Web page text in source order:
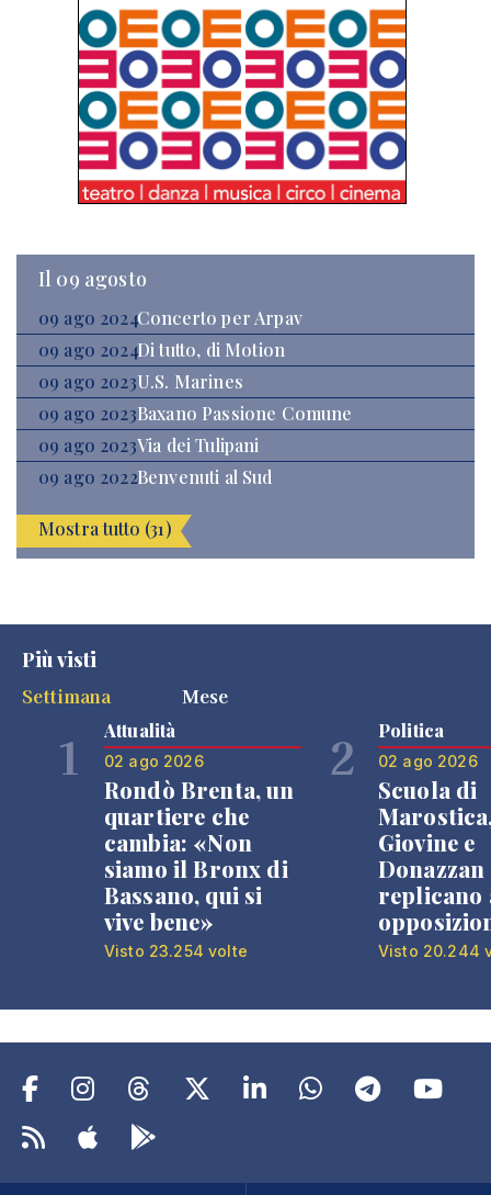
Il 09 agosto
09 ago 2024Concerto per Arpav
09 ago 2024Di tutto, di Motion
09 ago 2023U.S. Marines
09 ago 2023Baxano Passione Comune
09 ago 2023Via dei Tulipani
09 ago 2022Benvenuti al Sud
Mostra tutto (31)
Più visti
Settimana
Mese
1 Attualità
02 ago 2026
Rondò Brenta, un
quartiere che
cambia: «Non
siamo il Bronx di
Bassano, qui si
vive bene»
Visto 23.254 volte
2 Politica
02 ago 2026
Scuola di
Giovine e
Donazzan
replicano
Visto 20.244